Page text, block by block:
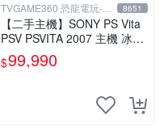
TVGAME360 恐龍電玩-台
中店
8651
【二手主機】SONY PS Vita
PSV PSVITA 2007 主機 冰河
白 白黑色(9.9成新)【台中恐
龍電玩】
$99,990